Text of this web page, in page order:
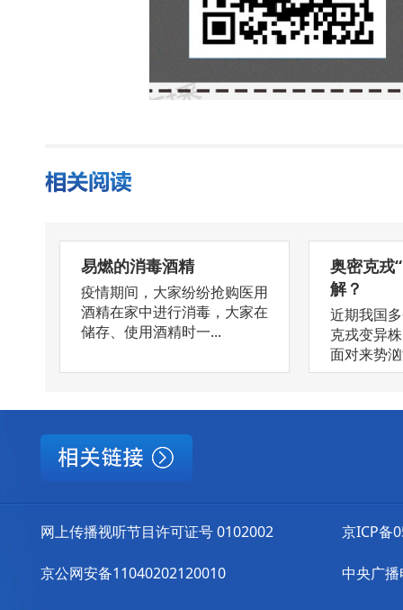
易燃的消毒酒精
疫情期间，大家纷纷抢购医用
酒精在家中进行消毒，大家在
储存、使用酒精时一...
奥密克戎
解？
近期我国
克戎变异
面对来势
网上传播视听节目许可证号 0102002
京公网安备11040202120010
京ICP备
中央广